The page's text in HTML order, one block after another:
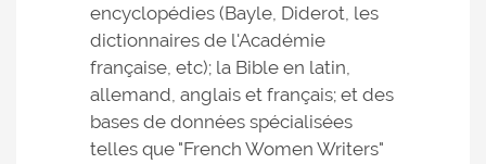
encyclopédies (Bayle, Diderot, les
dictionnaires de l'Académie
française, etc); la Bible en latin,
allemand, anglais et français; et des
bases de données spécialisées
telles que "French Women Writers"